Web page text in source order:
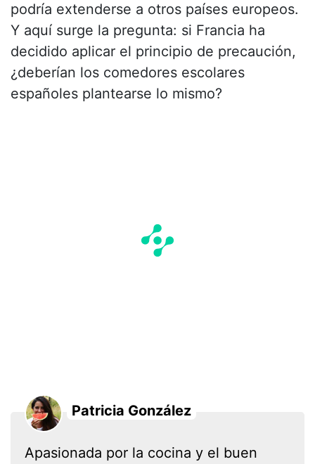
podría extenderse a otros países europeos.
Y aquí surge la pregunta: si Francia ha
decidido aplicar el principio de precaución,
¿deberían los comedores escolares
españoles plantearse lo mismo?
Patricia González
Apasionada por la cocina y el buen